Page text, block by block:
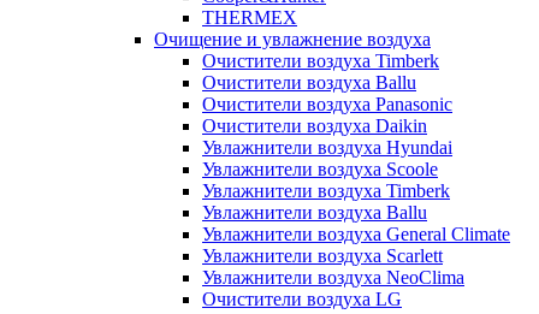
THERMEX
Очищение и увлажнение воздуха
Очистители воздуха Timberk
Очистители воздуха Ballu
Очистители воздуха Panasonic
Очистители воздуха Daikin
Увлажнители воздуха Hyundai
Увлажнители воздуха Scoole
Увлажнители воздуха Timberk
Увлажнители воздуха Ballu
Увлажнители воздуха General Climate
Увлажнители воздуха Scarlett
Увлажнители воздуха NeoClima
Очистители воздуха LG